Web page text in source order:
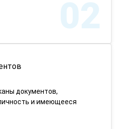
02
документов,
и имеющееся